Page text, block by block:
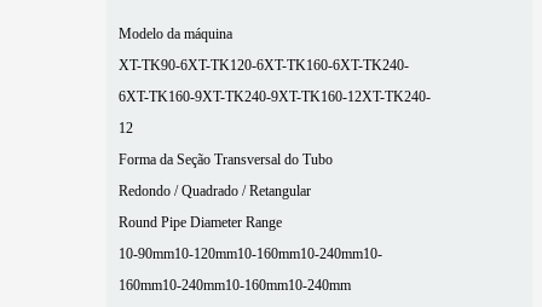
Modelo da máquina
XT-TK90-6XT-TK120-6XT-TK160-6XT-TK240-
6XT-TK160-9XT-TK240-9XT-TK160-12XT-TK240-
12
Forma da Seção Transversal do Tubo
Redondo / Quadrado / Retangular
Round Pipe Diameter Range
10-90mm10-120mm10-160mm10-240mm10-
160mm10-240mm10-160mm10-240mm